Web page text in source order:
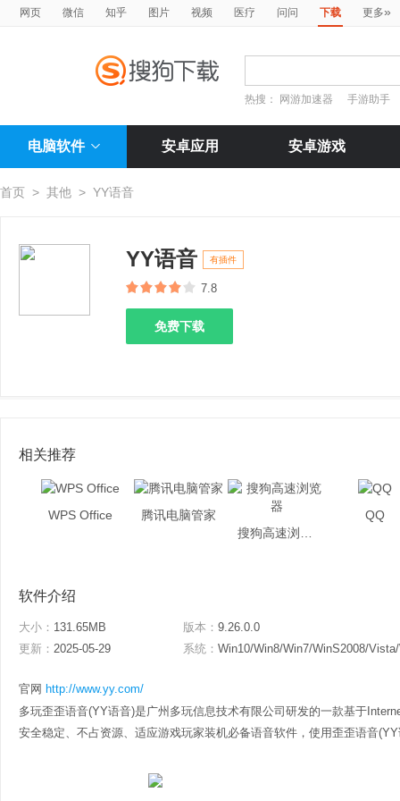
网页 微信 知乎 图片 视频 医疗 问问 下载 更多»
热搜： 网游加速器 手游助手
电脑软件 安卓应用 安卓游戏
首页 > 其他 > YY语音
YY语音 有插件
7.8
免费下载
相关推荐
WPS Office
腾讯电脑管家
QQ
软件介绍
大小： 131.65MB 版本： 9.26.0.0
更新： 2025-05-29 系统： Win10/Win8/Win7/WinS2008/
官网 http://www.yy.com/
多玩歪歪语音(YY语音)是广州多玩信息技术有限公司研发的一款基于
安全稳定、不占资源、适应游戏玩家装机必备语音软件，使用歪歪语音